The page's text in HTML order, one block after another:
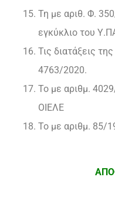
Τη με αριθ. Φ.
εγκύκλιο του
Τις διατάξεις
4763/2020.
Το με αριθμ.
ΟΙΕΛΕ
Το με αριθμ. 85/